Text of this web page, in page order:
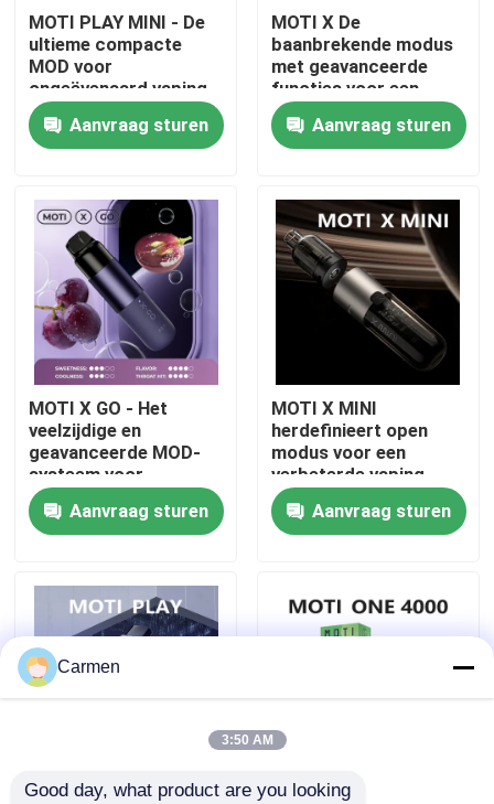
Producten
Videos
Over ons
Fabrieksreis
Kwaliteitscontrole
Contacteer ons
Vraag een offerte aan
ELFBAR Vape
MOTI PLAY MINI - De
ultieme compacte
MOD voor
ongeëvenaard vaping
gemak en prestaties
Aanvraag sturen
MOTI X De
baanbrekende modus
met geavanceerde
functies voor een
ongeëvenaarde vaping
ervaringAanvraag sturen
MOTI X GO - Het
veelzijdige en
geavanceerde MOD-
systeem voor
aanpasbare
vapingplezier
Aanvraag sturen
MOTI X MINI
herdefinieert open
modus voor een
verbeterde vaping-
ervaring
Aanvraag sturen
MOTI PLAY Electronic MOTI ONE PODS -
Carmen
3:50 AM
Good day, what product are you looking